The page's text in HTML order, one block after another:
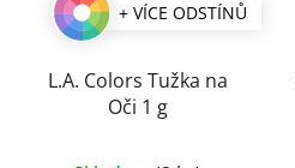
+ VÍCE ODSTÍNŮ
L.A. Colors Tužka na
Oči 1 g